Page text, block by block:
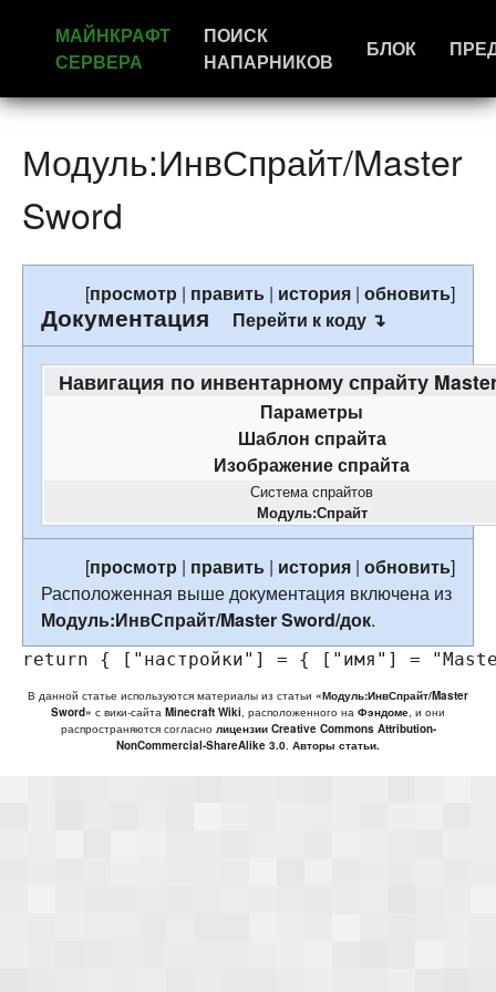
МАЙНКРАФТ
СЕРВЕРА
ПОИСК
НАПАРНИКОВ
БЛОК
Модуль:ИнвСпрайт/Master
Sword
[просмотр | править | история | обновить]
Документация Перейти к коду ↴
Навигация по инвентарному спрайту
Параметры
Шаблон спрайта
Изображение спрайта
Система спрайтов
Модуль:Спрайт
[просмотр | править | история | обновить]
Расположенная выше документация включена из
Модуль:ИнвСпрайт/Master Sword/док.
return { [ "настройки" ] = { [ "имя" ] =
В данной статье используются материалы из статьи «Модуль:ИнвСпрайт/Master
Sword» с вики-сайта Minecraft Wiki , расположенного на Фэндоме , и они
распространяются согласно лицензии Creative Commons Attribution-
NonCommercial-ShareAlike 3.0 Авторы статьи.